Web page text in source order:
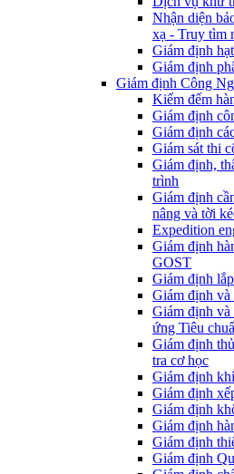
Nhận diện
xạ - Truy tìm
Giám định
Giám định
Giám định Công
Kiểm đếm
Giám định
Giám định
Giám sát thi
Giám định,
trình
Giám định
nâng và tời
Expedition
Giám định
GOST
Giám định
Giám định
Giám định và
ứng Tiêu
Giám định
tra cơ học
Giám định
Giám định
Giám định
Giám định
Giám định
Giám định